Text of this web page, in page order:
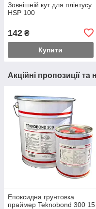
Зовнішній кут для плінтусу
HSP 100
142 ₴
Купити
Акційні пропозиції та
Епоксидна грунтовка
праймер Teknobond 300 15